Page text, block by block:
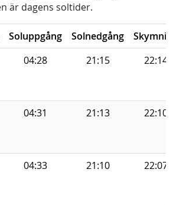
är dagens soltider.
Soluppgång Solnedgång
04:28 21:15 22:14
04:31 21:13 22:10
04:33 21:10 22:07